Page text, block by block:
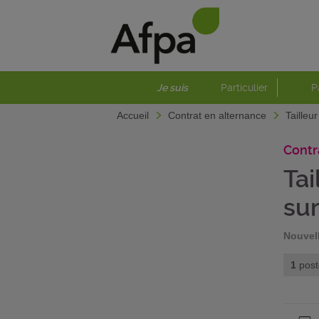
Je suis Particulier
Accueil Contrat en alternance
1